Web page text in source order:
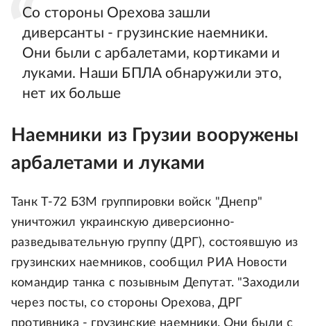
Со стороны Орехова зашли
диверсанты - грузинские наемники.
Они были с арбалетами, кортиками и
луками. Наши БПЛА обнаружили это,
нет их больше
Наемники из Грузии вооружены
арбалетами и луками
Танк Т-72 Б3М группировки войск "Днепр"
уничтожил украинскую диверсионно-
разведывательную группу (ДРГ), состоявшую из
грузинских наемников, сообщил РИА Новости
командир танка с позывным Депутат. "Заходили
через посты, со стороны Орехова, ДРГ
противника - грузинские наемники. Они были с